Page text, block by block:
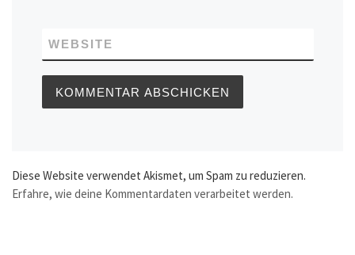
WEBSITE
Diese Website verwendet Akismet, um Spam zu reduzieren.
Erfahre, wie deine Kommentardaten verarbeitet werden.